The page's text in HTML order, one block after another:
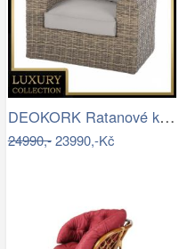
DEOKORK Ratanové křeslo BORNEO LUXURY …
24990,-23990,-Kč